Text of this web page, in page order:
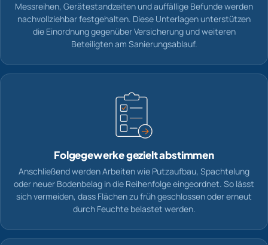
Messreihen, Gerätestandzeiten und auffällige Befunde werden
nachvollziehbar festgehalten. Diese Unterlagen unterstützen
die Einordnung gegenüber Versicherung und weiteren
Beteiligten am Sanierungsablauf.
Folgegewerke gezielt abstimmen
Anschließend werden Arbeiten wie Putzaufbau, Spachtelung
oder neuer Bodenbelag in die Reihenfolge eingeordnet. So lässt
sich vermeiden, dass Flächen zu früh geschlossen oder erneut
durch Feuchte belastet werden.